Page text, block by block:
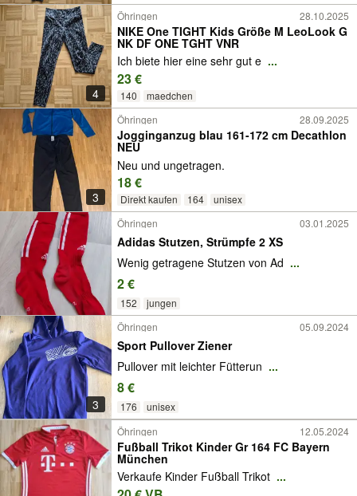
4
Öhringen 28.10.2025
NIKE One TIGHT Kids Größe M LeoLook G
NK DF ONE TGHT VNR
Ich biete hier eine sehr gut e ...
23 €
140 maedchen
3
Öhringen 28.09.2025
Jogginganzug blau 161-172 cm Decathlon
NEU
Neu und ungetragen.
18 €
Direkt kaufen 164
unisex
Öhringen
03.01.2025
Adidas Stutzen, Strümpfe 2 XS
Wenig getragene Stutzen von Ad ...
2 €
152 jungen
3
Öhringen 05.09.2024
Sport Pullover Ziener
Pullover mit leichter Fütterun ...
8 €
176
unisex
Öhringen
12.05.2024
Fußball Trikot Kinder Gr 164 FC Bayern
München
Verkaufe Kinder Fußball Trikot ...